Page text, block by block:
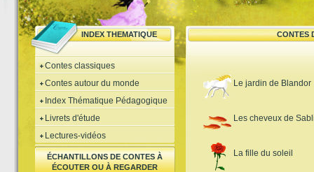
INDEX THEMATIQUE CONTES
Contes classiques
Contes autour du monde
Index Thématique Pédagogique
Livrets d'étude
Lectures-vidéos
ÉCHANTILLONS DE CONTES À
ÉCOUTER OU À REGARDER
Le jardin de Blandor
Les cheveux de
La fille du soleil